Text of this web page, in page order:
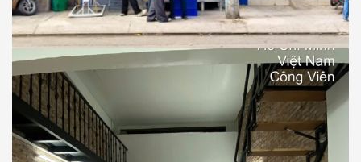
Thi Công Công Trình Quán Trà Sữa Tam
Hảo, 151 Bùi Đình Tuý, P Bình Thạnh, Tp Hồ
Chí Minh